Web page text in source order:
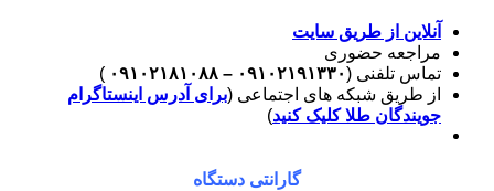
آنلاین از طریق سایت
مراجعه حضوری
تماس تلفنی (۰۹۱۰۲۱۹۱۳۳۰ – ۰۹۱۰۲۱۸۱۰۸۸
)
از طریق شبکه های اجتماعی (برای آدرس اینستاگرام
جویندگان طلا کلیک کنید)
گارانتی دستگاه